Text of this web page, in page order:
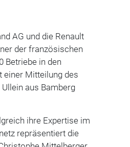
AG und die Renault
der französischen
Betriebe in den
einer Mitteilung des
aus Bamberg
ihre Expertise im
repräsentiert die